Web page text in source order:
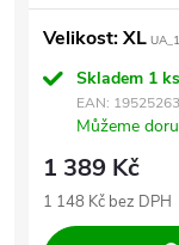
Velikost: XL
Skladem 1 ks
EAN:
Můžeme
1 389 Kč
1 148 Kč bez DPH